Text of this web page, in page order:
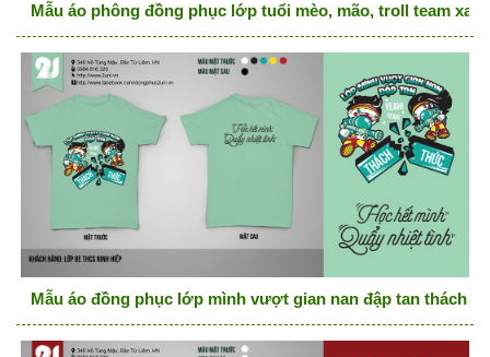
Mẫu áo phông đồng phục lớp tuổi mèo, mão, troll team
Mẫu áo đồng phục lớp mình vượt gian nan đập tan thách